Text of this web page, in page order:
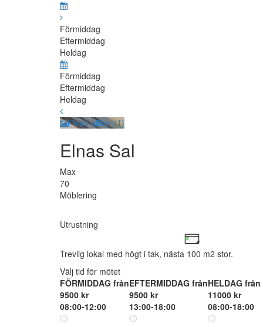
Förmiddag
Eftermiddag
Heldag
Förmiddag
Eftermiddag
Heldag
Visa bilder (1)
Elnas Sal
Max
70
Möblering
Utrustning
Trevlig lokal med högt i tak, nästa 100 m2 stor.
Välj tid för mötet
FÖRMIDDAG från
9500 kr
08:00-12:00
EFTERMIDDAG från
9500 kr
13:00-18:00
HELDAG från
11000 kr
08:00-18:00